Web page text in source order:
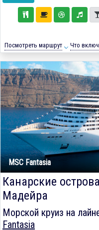
Посмотреть маршрут Что
MSC Fantasia
Канарские
Мадейра
Морской круиз на
Fantasia